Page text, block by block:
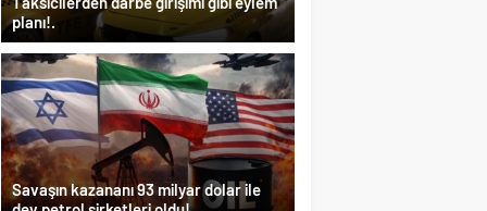
planı!.
Savaşın kazananı 93 milyar dolar ile